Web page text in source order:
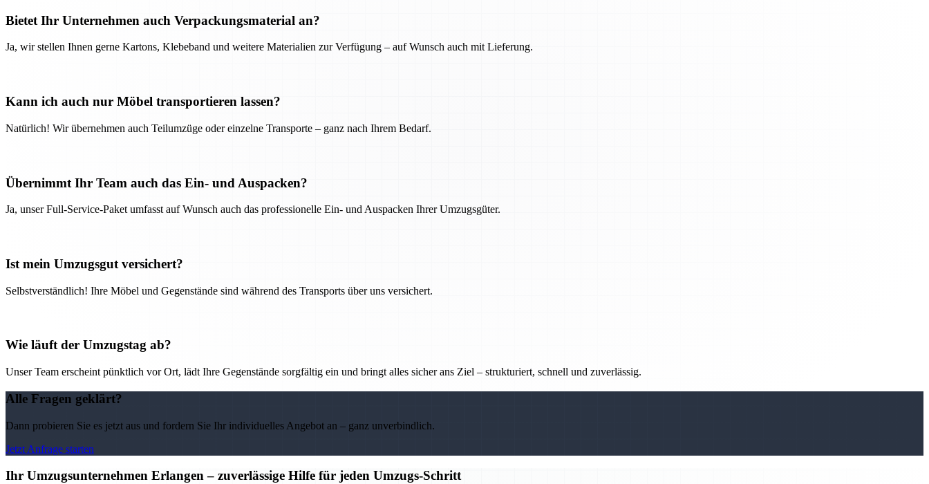
Bietet Ihr Unternehmen auch Verpackungsmaterial an?
Ja, wir stellen Ihnen gerne Kartons, Klebeband und weitere Materialien zur Verfügung – auf Wunsch auch mit Lieferung.
Kann ich auch nur Möbel transportieren lassen?
Natürlich! Wir übernehmen auch Teilumzüge oder einzelne Transporte – ganz nach Ihrem Bedarf.
Übernimmt Ihr Team auch das Ein- und Auspacken?
Ja, unser Full-Service-Paket umfasst auf Wunsch auch das professionelle Ein- und Auspacken Ihrer Umzugsgüter.
Ist mein Umzugsgut versichert?
Selbstverständlich! Ihre Möbel und Gegenstände sind während des Transports über uns versichert.
Wie läuft der Umzugstag ab?
Unser Team erscheint pünktlich vor Ort, lädt Ihre Gegenstände sorgfältig ein und bringt alles sicher ans Ziel – strukturiert, schnell und zuverlässig.
Alle Fragen geklärt?
Dann probieren Sie es jetzt aus und fordern Sie Ihr individuelles Angebot an – ganz unverbindlich.
Jetzt Anfrage starten
Ihr Umzugsunternehmen Erlangen – zuverlässige Hilfe für jeden Umzugs-Schritt